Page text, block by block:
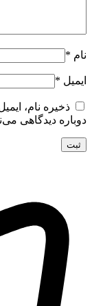
نام *
ایمیل *
ذخیره نام،
دوباره دیدگاهی